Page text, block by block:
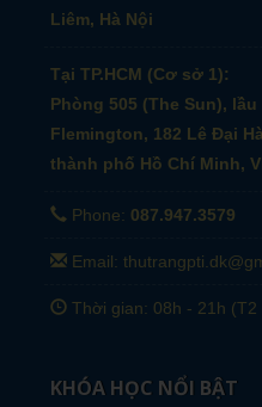
Liêm, Hà Nội
Tại TP.HCM (Cơ sở 1):
Phòng 505 (The Sun),
Flemington, 182 Lê Đại
thành phố Hồ Chí Minh,
Phone: 087.947.3579
Email:
Thời gian: 08h - 21h (T2
KHÓA HỌC NỔI BẬT